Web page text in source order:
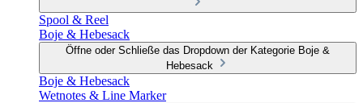
Spool & Reel
Boje & Hebesack
Öffne oder Schließe das Dropdown der Kategorie Boje &
Hebesack
Boje & Hebesack
Wetnotes & Line Marker